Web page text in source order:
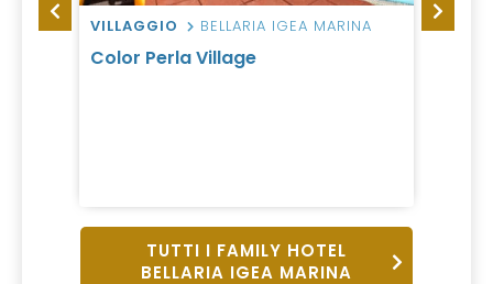
VILLAGGIO BELLARIA IGEA MARINA
Color Perla Village
HOTEL
TUTTI I FAMILY HOTEL
BELLARIA IGEA MARINA